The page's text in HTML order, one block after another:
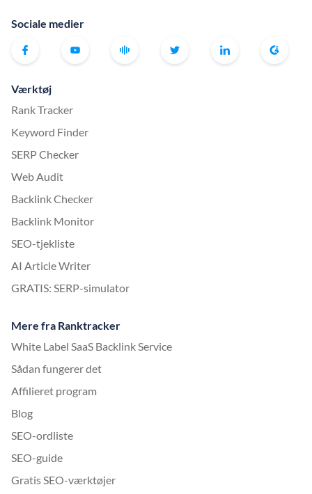
Sociale medier
Værktøj
Rank Tracker
Keyword Finder
SERP Checker
Web Audit
Backlink Checker
Backlink Monitor
SEO-tjekliste
AI Article Writer
GRATIS: SERP-simulator
Mere fra Ranktracker
White Label SaaS Backlink Service
Sådan fungerer det
Affilieret program
Blog
SEO-ordliste
SEO-guide
Gratis SEO-værktøjer